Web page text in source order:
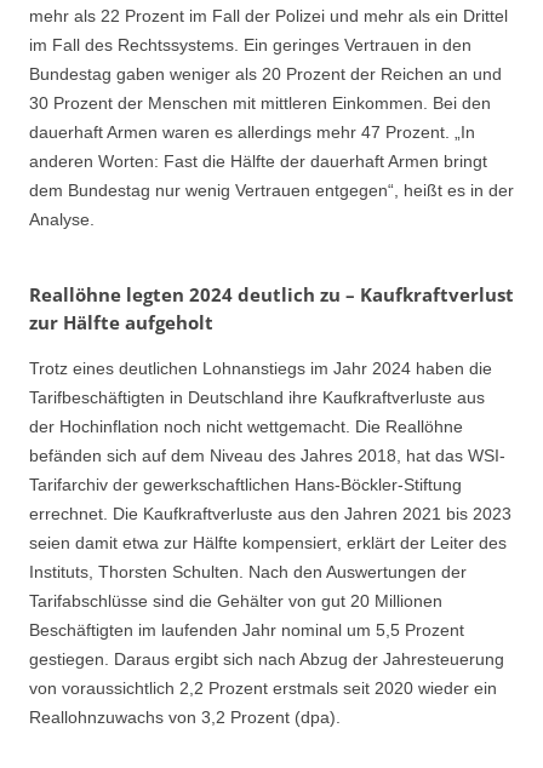
mehr als 22 Prozent im Fall der Polizei und mehr als ein Drittel
im Fall des Rechtssystems. Ein geringes Vertrauen in den
Bundestag gaben weniger als 20 Prozent der Reichen an und
30 Prozent der Menschen mit mittleren Einkommen. Bei den
dauerhaft Armen waren es allerdings mehr 47 Prozent. „In
anderen Worten: Fast die Hälfte der dauerhaft Armen bringt
dem Bundestag nur wenig Vertrauen entgegen“, heißt es in der
Analyse.
Reallöhne legten 2024 deutlich zu – Kaufkraftverlust
zur Hälfte aufgeholt
Trotz eines deutlichen Lohnanstiegs im Jahr 2024 haben die
Tarifbeschäftigten in Deutschland ihre Kaufkraftverluste aus
der Hochinflation noch nicht wettgemacht. Die Reallöhne
befänden sich auf dem Niveau des Jahres 2018, hat das WSI-
Tarifarchiv der gewerkschaftlichen Hans-Böckler-Stiftung
errechnet. Die Kaufkraftverluste aus den Jahren 2021 bis 2023
seien damit etwa zur Hälfte kompensiert, erklärt der Leiter des
Instituts, Thorsten Schulten. Nach den Auswertungen der
Tarifabschlüsse sind die Gehälter von gut 20 Millionen
Beschäftigten im laufenden Jahr nominal um 5,5 Prozent
gestiegen. Daraus ergibt sich nach Abzug der Jahresteuerung
von voraussichtlich 2,2 Prozent erstmals seit 2020 wieder ein
Reallohnzuwachs von 3,2 Prozent (dpa).